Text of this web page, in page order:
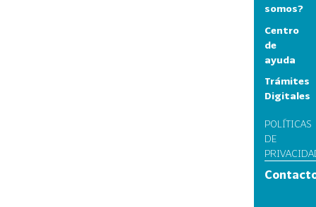
somos?
Centro
de
ayuda
Trámites
Digitales
POLÍTICAS
DE